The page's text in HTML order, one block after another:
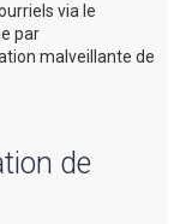
via le
par
malveillante de
de